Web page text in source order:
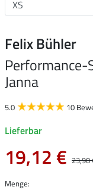
Felix Bühler
Performance-
Janna
5.0 10
Lieferbar
19,12 € 23,90
Menge: